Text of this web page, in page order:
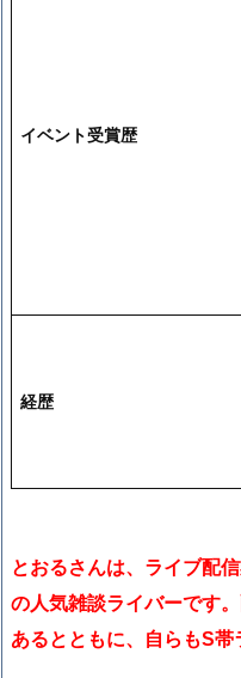
イベント受賞歴
経歴
とおるさんは、ライブ配
の人気雑談ライバーです
あるとともに、自らもS帯